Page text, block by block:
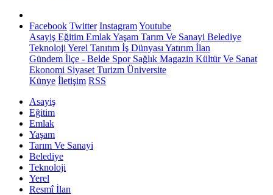
Facebook Twitter InstagramYoutube
Asayiş Eğitim EmlakYaşam Tarım Ve Sanayi Belediye
Teknoloji Yerel Tanıtım İş Dünyası Yatırım İlan
Gündem İlçe - Belde SporSağlık Magazin Kültür Ve Sanat
Ekonomi Siyaset Turizm Üniversite
Künye İletişim RSS
Asayiş
Eğitim
Emlak
Yaşam
Tarım Ve Sanayi
Belediye
Teknoloji
Yerel
Resmî İlan